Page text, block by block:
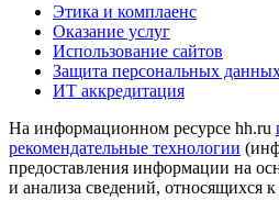
Этика и комплаенс
Оказание услуг
Использование сайтов
Защита персональных
ИТ аккредитация
На информационном ресурсе hh.ru
рекомендательные технологии
предоставления информации на
и анализа сведений, относящихся